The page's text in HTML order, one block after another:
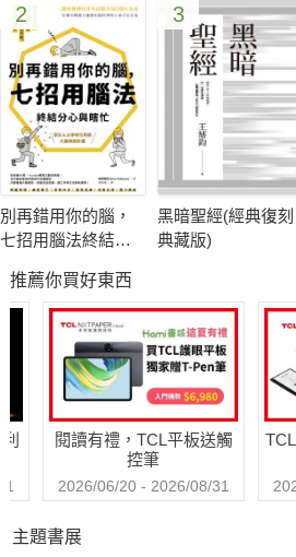
想對這些感到自己「不夠好」、對未來
「你不是能力不足，只是被錯誤的二元
希望大家在面臨人生「重大轉折」或「
書。
當你站在單向門前猶豫不決，
或是覺得自己的努力像是在跑步機上空
這本書能提供一套思考工具，讓你重新
世界也許依然喧囂，但只要心裡留著第
──瓦基
有人說，AI時代當博學的通才不會被淘
競爭力；還有人建議必須離開舒適圈，
事，才能活得更好，但也有人強調跳脫
安全感中自然成長就好……到底該聽誰
在網路連結的世界裡，我們每天被餵食
濾鏡處理過的資訊，演算法對你的人生
2
別再錯用你的腦，
七招用腦法終結分
佐證，日本醫界權
威教你優化大腦功
能，工作能力加倍
【暢銷紀念版】
3
黑暗聖經(經典復刻
典藏版)
推薦你買好東西
閱讀有禮，TCL平板送觸
控筆
2026/06/20 - 2026/08/31
主題書展